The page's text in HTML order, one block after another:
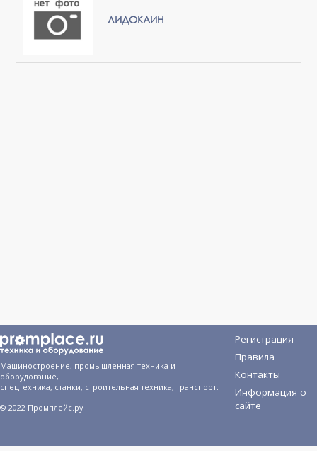
ЛИДОКАИН
Машиностроение, промышленная техника и
оборудование,
спецтехника, станки, строительная техника, транспорт.
© 2022 Промплейс.ру
Регистрация
Правила
Контакты
Информация о
сайте